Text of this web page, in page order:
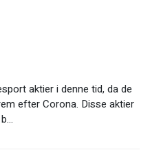
aktier i denne tid, da de
efter Corona. Disse aktier